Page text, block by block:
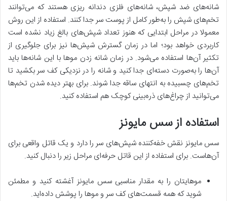
شانه‌های ضد شپش، شانه‌های فلزی دندانه ریزی هستند که می‌توانند
تخم‌های شپش را به‌طور کامل از پوست سر جدا کنند. استفاده از این روش
معمولا در مراحل ابتدایی که هنوز تعداد شپش‌های بالغ زیاد نشده است
کاربردی خواهد بود؛ اما در زمان گسترش شپش‌ها نیز برای جلوگیری از
تکثیر آن‌ها استفاده می‌شود. در زمان شانه زدن موها با این شانه‌ها باید
آن‌ها را به‌صورت دسته‌ای جدا کنید و شانه را در نزدیکی کف سر بکشید تا
تخم‌های چسبیده به انتهای ساقه جدا شوند. برای بهتر دیده شدن تخم‌ها
می‌توانید از چراغ‌های ذره‌بینی کوچک هم استفاده کنید.
استفاده از سس مایونز
سس مایونز نقش خفه‌کننده شپش‌های سر را دارد و یک قاتل واقعی برای
آن‌هاست. برای استفاده از این قاتل حرفه‌ای مراحل زیر را دنبال کنید.
موهایتان را به مقدار مناسبی سس مایونز آغشته کنید و مطمئن
شوید که همه قسمت‌های کف سر و موها را پوشش داده‌اید.